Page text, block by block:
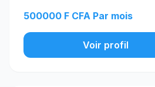
500000 F CFA Par mois
Voir profil